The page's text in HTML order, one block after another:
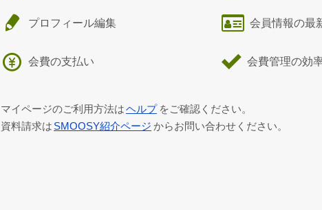
プロフィール編集
会費の支払い
会員情報の最
会費管理の効
マイページのご利用方法はヘルプ をご確認ください。
資料請求は SMOOSY紹介ページ からお問い合わせください。